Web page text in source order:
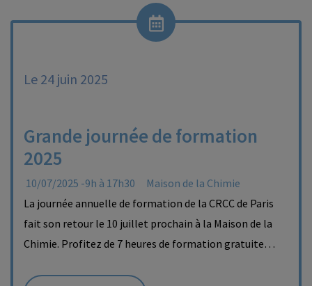
Le 24 juin 2025
Grande journée de formation
2025
10/07/2025 -9h à 17h30
Maison de la Chimie
La journée annuelle de formation de la CRCC de Paris
fait son retour le 10 juillet prochain à la Maison de la
Chimie. Profitez de 7 heures de formation gratuite…